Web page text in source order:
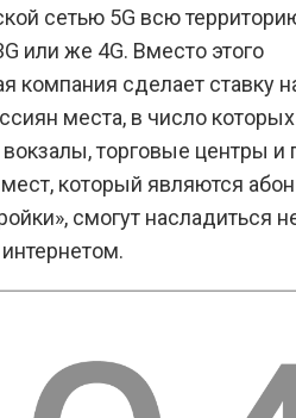
сетью 5G всю
или же 4G. Вместо этого
компания сделает ставку
места, в число
торговые центры и
который являются
смогут насладиться